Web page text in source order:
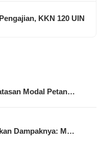
KKN 120 UIN
Modal Petan…
Dampaknya: M…